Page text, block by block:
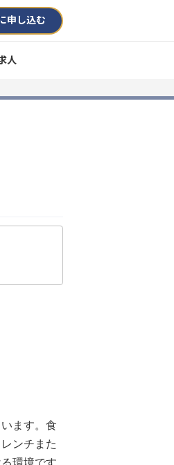
申し込む
人
ます。食
ンチまた